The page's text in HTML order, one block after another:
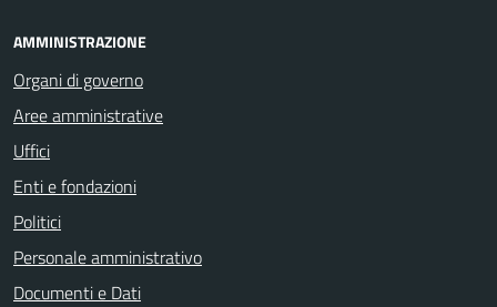
AMMINISTRAZIONE
Organi di governo
Aree amministrative
Uffici
Enti e fondazioni
Politici
Personale amministrativo
Documenti e Dati